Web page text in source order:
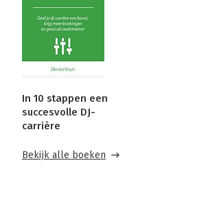
In 10 stappen een
succesvolle DJ-
carrière
Bekijk alle boeken